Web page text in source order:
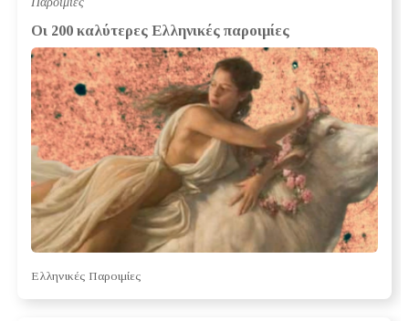
Οι 200 καλύτερες Ελληνικές παροιμίες
Ελληνικές Παροιμίες